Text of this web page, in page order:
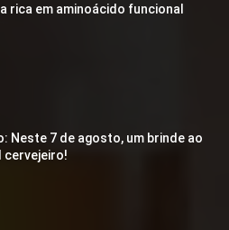
rica em aminoácido funcional
Neste 7 de agosto, um brinde ao
cervejeiro!